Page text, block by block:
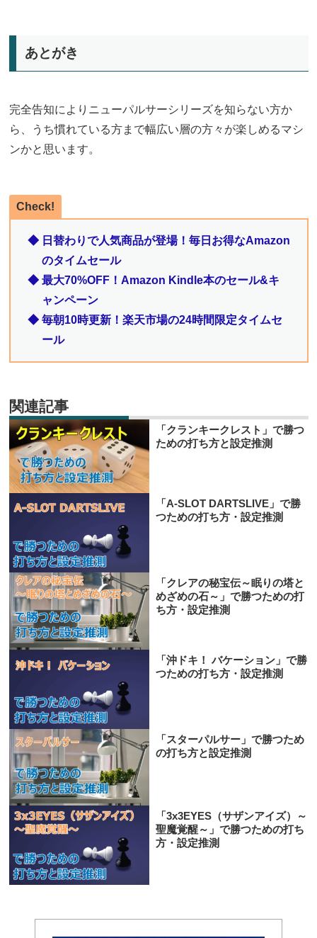
あとがき
完全告知によりニューパルサーシリーズを知らない方か
ら、うち慣れている方まで幅広い層の方々が楽しめるマシ
ンかと思います。
Check!
◆ 日替わりで人気商品が登場！毎日お得なAmazon
のタイムセール
◆ 最大70%OFF！Amazon Kindle本のセール&キ
ャンペーン
◆ 毎朝10時更新！楽天市場の24時間限定タイムセ
ール
関連記事
「クランキークレスト」で勝つ
ための打ち方と設定推測
「A-SLOT DARTSLIVE」で勝
つための打ち方・設定推測
「クレアの秘宝伝～眠りの塔と
めざめの石～」で勝つための打
ち方・設定推測
「沖ドキ！ バケーション」で勝
つための打ち方・設定推測
「スターパルサー」で勝つため
の打ち方と設定推測
「3x3EYES（サザンアイズ）～
聖魔覚醒～」で勝つための打ち
方・設定推測